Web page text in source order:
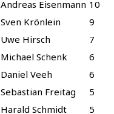
Andreas Eisenmann 10
Sven Krönlein
9
Uwe Hirsch
7
Michael Schenk
6
Daniel Veeh
6
Sebastian Freitag
5
Harald Schmidt
5